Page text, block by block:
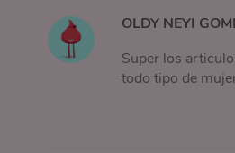
OLDY NEYI
Super los
todo tipo de